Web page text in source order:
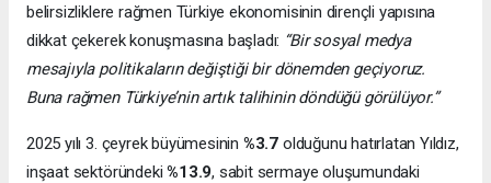
belirsizliklere rağmen Türkiye ekonomisinin dirençli yapısına
dikkat çekerek konuşmasına başladı: “Bir sosyal medya
mesajıyla politikaların değiştiği bir dönemden geçiyoruz.
Buna rağmen Türkiye’nin artık talihinin döndüğü görülüyor.”
2025 yılı 3. çeyrek büyümesinin %3.7 olduğunu hatırlatan Yıldız,
inşaat sektöründeki%13.9, sabit sermaye oluşumundaki